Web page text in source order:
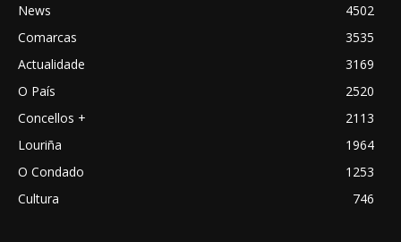
News
4502
Comarcas
3535
Actualidade
3169
O País
2520
Concellos +
2113
Louriña
1964
O Condado
1253
Cultura
746